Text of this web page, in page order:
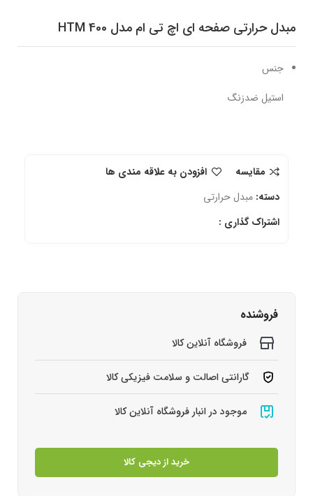
مبدل حرارتی صفحه ای اچ تی ام مدل HTM 400
جنس
استیل ضدزنگ
مقایسه
افزودن به علاقه مندی ها
دسته: مبدل حرارتی
اشتراک گذاری :
فروشنده
فروشگاه آنلاین کالا
گارانتی اصالت و سلامت فیزیکی کالا
موجود در انبار فروشگاه آنلاین کالا
خرید از دیجی کالا